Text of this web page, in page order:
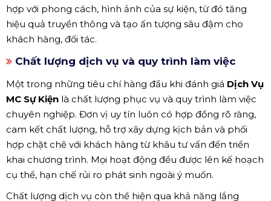
hợp với phong cách, hình ảnh của sự kiện, từ đó tăng
hiệu quả truyền thông và tạo ấn tượng sâu đậm cho
khách hàng, đối tác.
Chất lượng dịch vụ và quy trình làm việc
Một trong những tiêu chí hàng đầu khi đánh giá Dịch Vụ
MC Sự Kiện là chất lượng phục vụ và quy trình làm việc
chuyên nghiệp. Đơn vị uy tín luôn có hợp đồng rõ ràng,
cam kết chất lượng, hỗ trợ xây dựng kịch bản và phối
hợp chặt chẽ với khách hàng từ khâu tư vấn đến triển
khai chương trình. Mọi hoạt động đều được lên kế hoạch
cụ thể, hạn chế rủi ro phát sinh ngoài ý muốn.
Chất lượng dịch vụ còn thể hiện qua khả năng lắng